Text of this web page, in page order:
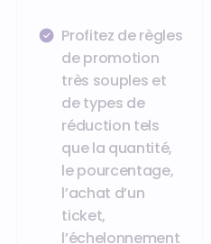
Profitez de règles
de promotion
très souples et
de types de
réduction tels
que la quantité,
le pourcentage,
l’achat d’un
ticket,
l’échelonnement